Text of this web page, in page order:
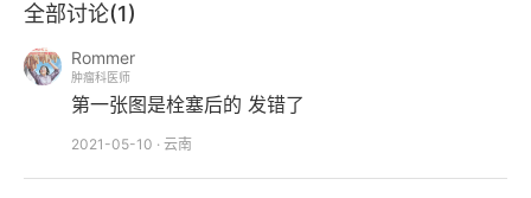
全部讨论(1)
Rommer
肿瘤科医师
第一张图是栓塞后的 发错了
2021-05-10 · 云南